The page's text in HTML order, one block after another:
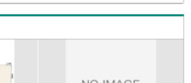
て頂きます。◆優遇金利にこだわる◆大き
返済する住宅ローンは優遇金利が0.1％変
い総額に大きな変化が生じます。取引の
客様のニーズにあった金融機関をご紹介さ